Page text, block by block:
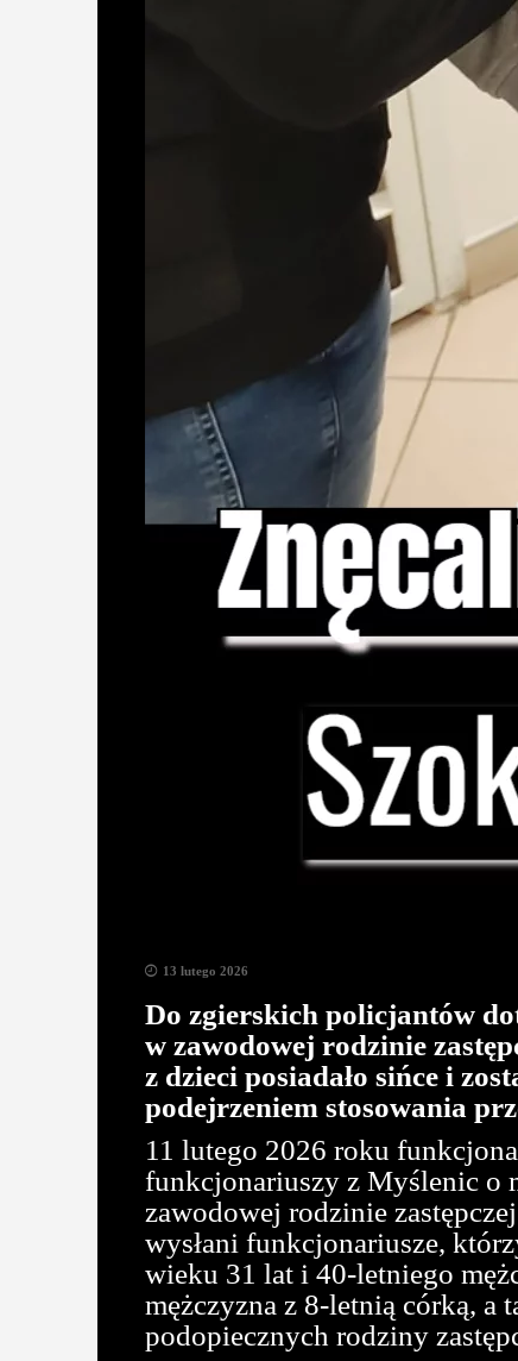
13 lutego 2026
Do zgierskich policjantów
w zawodowej rodzinie
z dzieci posiadało sińce i
podejrzeniem stosowania
11 lutego 2026 roku
funkcjonariuszy z Myślenic o
zawodowej rodzinie
wysłani funkcjonariusze,
wieku 31 lat i 40-letniego
mężczyzna z 8-letnią córką, a
podopiecznych rodziny